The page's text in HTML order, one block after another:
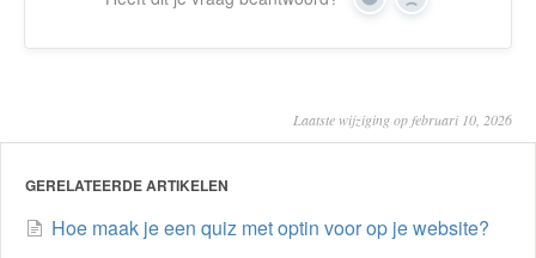
Yes No
Laatste wijziging op februari 10, 2026
GERELATEERDE ARTIKELEN
Hoe maak je een quiz met optin voor op je website?